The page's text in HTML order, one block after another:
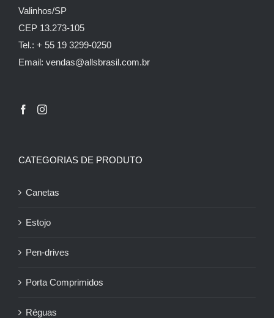
Valinhos/SP
CEP 13.273-105
Tel.: + 55 19 3299-0250
Email: vendas@allsbrasil.com.br
CATEGORIAS DE PRODUTO
Canetas
Estojo
Pen-drives
Porta Comprimidos
Réguas